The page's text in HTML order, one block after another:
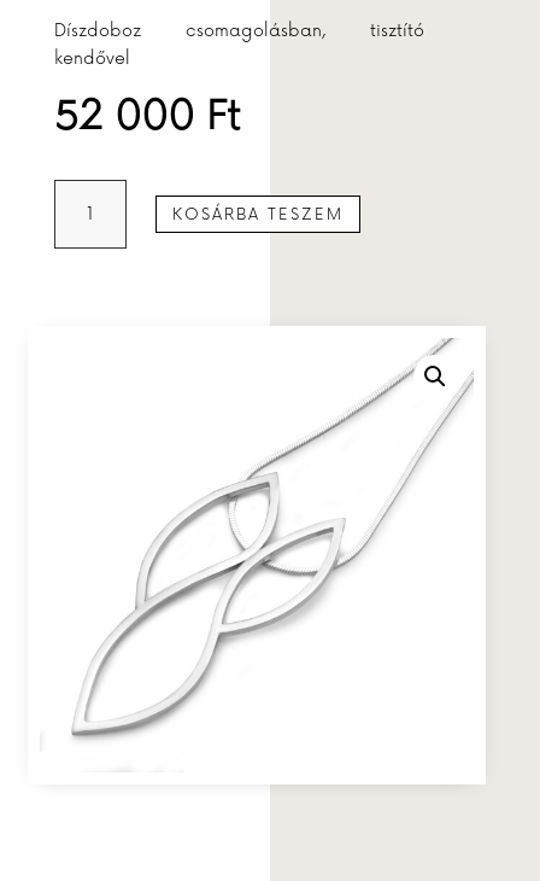
Díszdoboz csomagolásban, tisztító
kendővel
52 000 Ft
virágzó
medál
KOSÁRBA TESZEM